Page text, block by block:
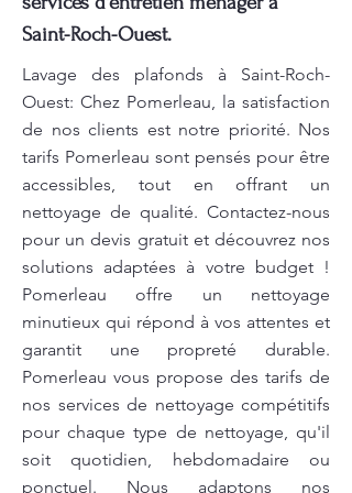
Saint-Roch-Ouest.
Lavage des plafonds à Saint-Roch-
Ouest: Chez Pomerleau, la satisfaction
de nos clients est notre priorité. Nos
tarifs Pomerleau sont pensés pour être
accessibles, tout en offrant un
nettoyage de qualité. Contactez-nous
pour un devis gratuit et découvrez nos
solutions adaptées à votre budget !
Pomerleau offre un nettoyage
minutieux qui répond à vos attentes et
garantit une propreté durable.
Pomerleau vous propose des tarifs de
nos services de nettoyage compétitifs
pour chaque type de nettoyage, qu'il
soit quotidien, hebdomadaire ou
ponctuel. Nous adaptons nos